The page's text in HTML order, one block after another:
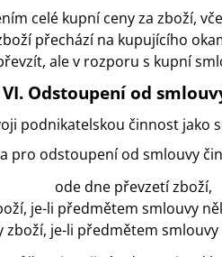
celé kupní ceny za zboží,
přechází na kupujícího
ale v rozporu s kupní
VI. Odstoupení od
podnikatelskou činnost
pro odstoupení od smlouvy
ode dne převzetí zboží,
je-li předmětem smlouvy
je-li předmětem